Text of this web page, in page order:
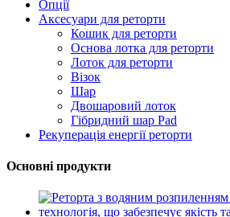
Опції
Аксесуари для реторти
Кошик для реторти
Основа лотка для реторти
Лоток для реторти
Візок
Шар
Двошаровий лоток
Гібридний шар Pad
Рекуперація енергії реторти
Основні продукти